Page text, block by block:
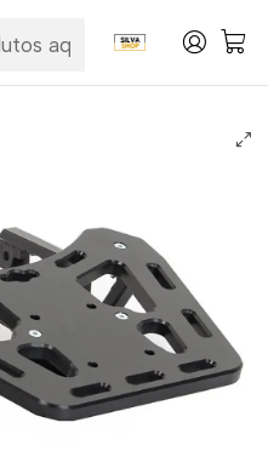
TUAREG 660 2020-2025